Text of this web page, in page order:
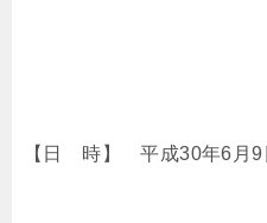
【日 時】 平成30年6月